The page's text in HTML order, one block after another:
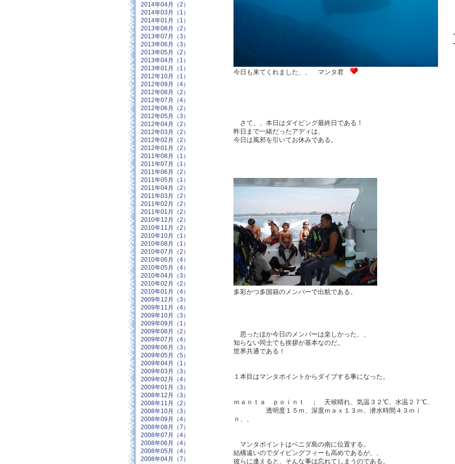
今日も来てくれました、、 マンタ君
さて、、本日はダイビング最終日である！
昨日まで一緒だったアディは、
今日は風邪を引いてお休みである。
多彩かつ多国籍のメンバーで出航である。
思ったほか今日のメンバーは楽しかった、、
知らない同士でも挨拶が基本なのだ。
世界共通である！
１本目はマンタポイントからダイブする事になった。
ｍａｎｔａ ｐｏｉｎｔ ； 天候晴れ、気温３２℃、水温２７℃、
透明度１５ｍ、深度ｍａｘ１３ｍ、潜水時間４３ｍｉ
ｎ、、
マンタポイントはベニダ島の南に位置する。
結構遠いのでダイビングフィーも高めであるが、、
彼らに逢えると、そんな事は忘れてしまうのである。
2014年04月（2）
2014年03月（1）
2014年01月（1）
2013年08月（2）
2013年07月（3）
2013年06月（3）
2013年05月（2）
2013年04月（1）
2013年01月（1）
2012年10月（1）
2012年09月（4）
2012年08月（2）
2012年07月（4）
2012年06月（2）
2012年05月（3）
2012年04月（2）
2012年03月（2）
2012年02月（2）
2012年01月（2）
2011年08月（1）
2011年07月（1）
2011年06月（2）
2011年05月（1）
2011年04月（2）
2011年03月（2）
2011年02月（2）
2011年01月（2）
2010年12月（2）
2010年11月（2）
2010年10月（1）
2010年08月（1）
2010年07月（2）
2010年06月（4）
2010年05月（4）
2010年04月（3）
2010年02月（2）
2010年01月（4）
2009年12月（3）
2009年11月（4）
2009年10月（3）
2009年09月（1）
2009年08月（2）
2009年07月（4）
2009年06月（3）
2009年05月（5）
2009年04月（1）
2009年03月（3）
2009年02月（4）
2009年01月（3）
2008年12月（3）
2008年11月（2）
2008年10月（3）
2008年09月（4）
2008年08月（7）
2008年07月（4）
2008年06月（4）
2008年05月（4）
2008年04月（7）